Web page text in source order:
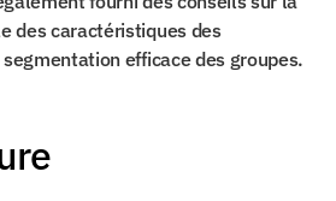
des caractéristiques des
efficace des groupes.